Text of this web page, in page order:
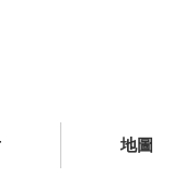
地圖